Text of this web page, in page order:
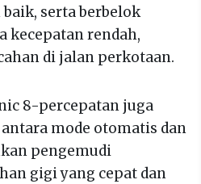
serta berbelok
kecepatan rendah,
di jalan perkotaan.
8-percepatan juga
mode otomatis dan
pengemudi
gigi yang cepat dan